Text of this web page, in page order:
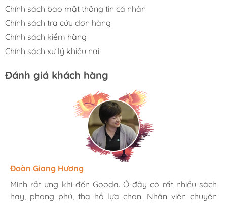
Chính sách bảo mật thông tin cá nhân
Chính sách tra cứu đơn hàng
Chính sách kiểm hàng
Chính sách xử lý khiếu nại
Đánh giá khách hàng
Hương Suri
Mình rất ưng khi đến Gooda. Ở đây có rất nhiều sách
hay, phong phú, tha hồ lựa chọn. Nhân viên chuyên
Đoàn Giang Hương
Mình rất ưng khi đến Gooda. Ở đây có rất nhiều sách
hay, phong phú, tha hồ lựa chọn. Nhân viên chuyên
Ngọc Anh
Mình rất ưng khi đến Gooda. Ở đây có rất nhiều sách
hay, phong phú, tha hồ lựa chọn. Nhân viên chuyên